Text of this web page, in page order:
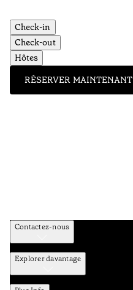
Check-in
Check-out
Hôtes
RÉSERVER MAINTENANT
Contactez-nous
Explorer davantage